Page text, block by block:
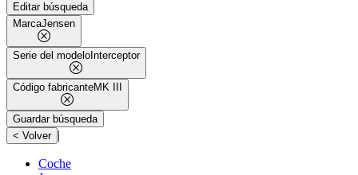
Editar búsqueda
MarcaJensen
Serie del modelo Interceptor
Código fabricanteMK III
Guardar búsqueda
< Volver |
Coche